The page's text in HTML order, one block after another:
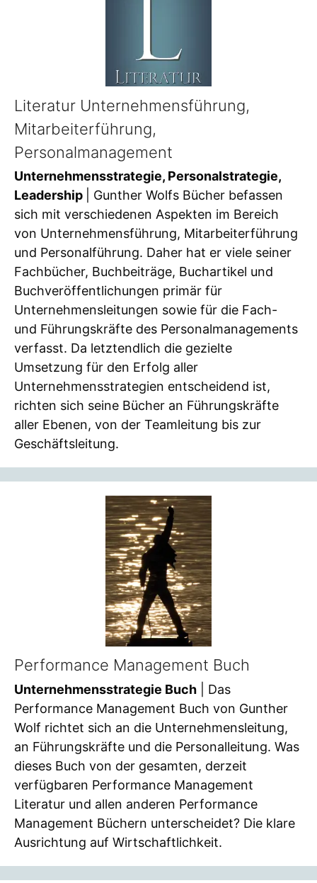
Literatur Unternehmensführung,
Mitarbeiterführung,
Personalmanagement
Unternehmensstrategie, Personalstrategie,
Leadership
| Gunther Wolfs Bücher befassen
sich mit verschiedenen Aspekten im Bereich
von Unternehmensführung, Mitarbeiterführung
und Personalführung. Daher hat er viele seiner
Fachbücher, Buchbeiträge, Buchartikel und
Buchveröffentlichungen primär für
Unternehmensleitungen sowie für die Fach-
und Führungskräfte des Personalmanagements
verfasst. Da letztendlich die gezielte
Umsetzung für den Erfolg aller
Unternehmensstrategien entscheidend ist,
richten sich seine Bücher an Führungskräfte
aller Ebenen, von der Teamleitung bis zur
Geschäftsleitung.
Performance Management Buch
Unternehmensstrategie Buch | Das
Performance Management Buch von Gunther
Wolf richtet sich an die Unternehmensleitung,
an Führungskräfte und die Personalleitung. Was
dieses Buch von der gesamten, derzeit
verfügbaren Performance Management
Literatur und allen anderen Performance
Management Büchern unterscheidet? Die klare
Ausrichtung auf Wirtschaftlichkeit.